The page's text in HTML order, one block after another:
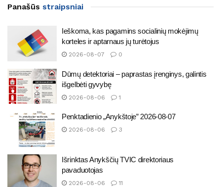
Panašūs straipsniai
Ieškoma, kas pagamins socialinių mokėjimų
korteles ir aptarnaus jų turėtojus
2026-08-07 0
Dūmų detektoriai – paprastas įrenginys, galintis
išgelbėti gyvybę
2026-08-06 1
Penktadienio „Anykštoje” 2026-08-07
2026-08-06 3
Išrinktas Anykščių TVIC direktoriaus
pavaduotojas
2026-08-06 11